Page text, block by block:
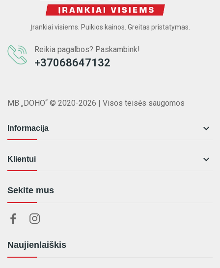
Įrankiai visiems. Puikios kainos. Greitas pristatymas.
Reikia pagalbos? Paskambink!
+37068647132
MB „DOHO“ © 2020-2026 | Visos teisės saugomos
Informacija 
Klientui 
Sekite mus
Naujienlaiškis